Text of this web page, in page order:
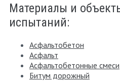
Материалы и
испытаний:
Асфальтобетон
Асфальт
Асфальтобетонные смеси
Битум дорожный